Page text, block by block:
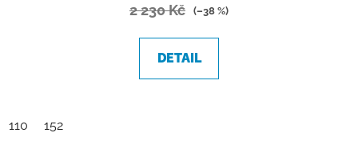
2 230 Kč (–38 %)
DETAIL
110 152